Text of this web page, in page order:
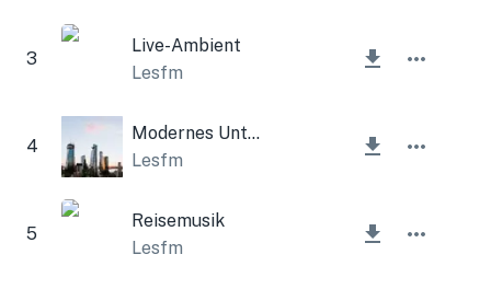
3
Live-Ambient
Lesfm
4
Modernes Unternehmen
Lesfm
5
Reisemusik
Lesfm